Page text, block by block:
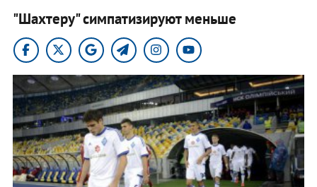
"Шахтеру" симпатизируют меньше